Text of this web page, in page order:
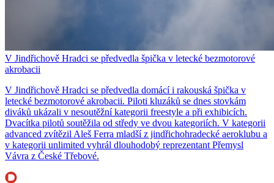
V Jindřichově Hradci se předvedla špička v letecké bezmotorové
akrobacii
V Jindřichově Hradci se předvedla domácí i rakouská špička v
letecké bezmotorové akrobacii. Piloti kluzáků se dnes stovkám
diváků ukázali v nesoutěžní kategorii freestyle a při exhibicích.
Dvacítka pilotů soutěžila od středy ve dvou kategoriích. V kategorii
advanced zvítězil Aleš Ferra mladší z jindřichohradecké aeroklubu a
v kategorii unlimited vyhrál dlouhodobý reprezentant Přemysl
Vávra z České Třebové.